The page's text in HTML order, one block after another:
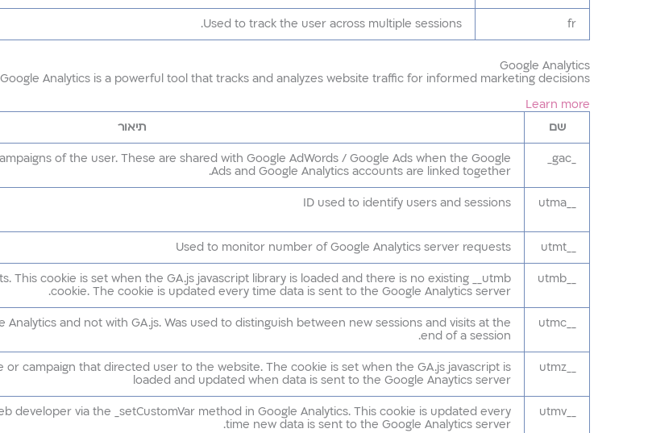
fr
Used to track the user across multiple sessions.
Google Analytics
Google Analytics is a powerful tool that tracks and analyzes website traffic for informed marketing decisions.
Learn more
שם
תיאור
of the user. These are shared with Google AdWords / Google Ads when the Google
Ads and Google Analytics accounts are linked together.
ID used to identify users and sessions
Used to monitor number of Google Analytics server requests
This cookie is set when the GA.js javascript library is loaded and there is no existing __utmb
cookie. The cookie is updated every time data is sent to the Google Analytics server.
and not with GA.js. Was used to distinguish between new sessions and visits at the
end of a session.
campaign that directed user to the website. The cookie is set when the GA.js javascript is
loaded and updated when data is sent to the Google Anaytics server
developer via the _setCustomVar method in Google Analytics. This cookie is updated every
time new data is sent to the Google Analytics server.